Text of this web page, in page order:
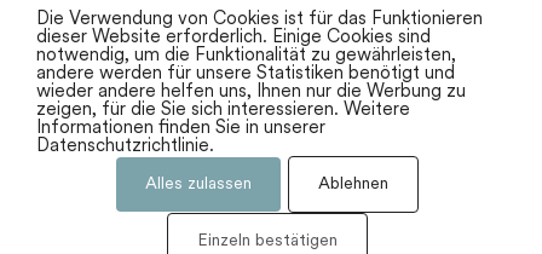
Die Verwendung von Cookies ist für das Funktionieren
dieser Website erforderlich. Einige Cookies sind
notwendig, um die Funktionalität zu gewährleisten,
andere werden für unsere Statistiken benötigt und
wieder andere helfen uns, Ihnen nur die Werbung zu
zeigen, für die Sie sich interessieren. Weitere
Informationen finden Sie in unserer
Datenschutzrichtlinie.
Alles zulassen Ablehnen
Einzeln bestätigen